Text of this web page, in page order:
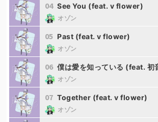
04 See You (feat. v flower)
オゾン
05 Past (feat. v flower)
オゾン
06 僕は愛を知っている (feat. 初音ミ
オゾン
07 Together (feat. v flower)
オゾン